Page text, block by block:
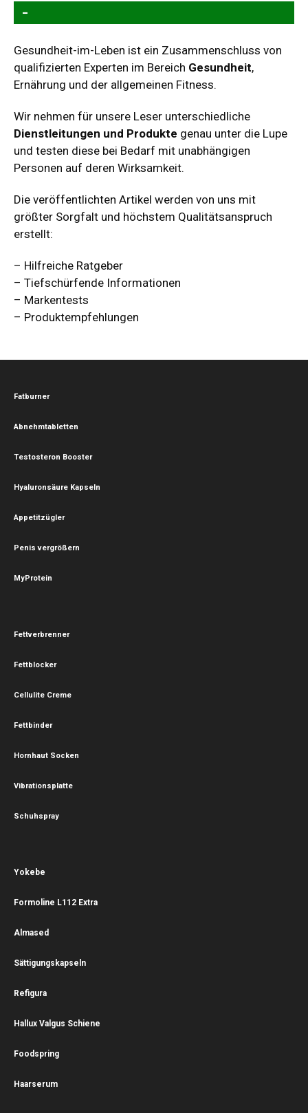
–
Gesundheit-im-Leben ist ein Zusammenschluss von
qualifizierten Experten im Bereich Gesundheit,
Ernährung und der allgemeinen Fitness.
Wir nehmen für unsere Leser unterschiedliche
Dienstleitungen und Produkte genau unter die Lupe
und testen diese bei Bedarf mit unabhängigen
Personen auf deren Wirksamkeit.
Die veröffentlichten Artikel werden von uns mit
größter Sorgfalt und höchstem Qualitätsanspruch
erstellt:
– Hilfreiche Ratgeber
– Tiefschürfende Informationen
– Markentests
– Produktempfehlungen
Fatburner
Abnehmtabletten
Testosteron Booster
Hyaluronsäure Kapseln
Appetitzügler
Penis vergrößern
MyProtein
Fettverbrenner
Fettblocker
Cellulite Creme
Fettbinder
Hornhaut Socken
Vibrationsplatte
Schuhspray
Yokebe
Formoline L112 Extra
Almased
Sättigungskapseln
Refigura
Hallux Valgus Schiene
Foodspring
Haarserum